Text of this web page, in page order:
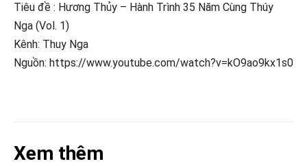
Tiêu đề : Hương Thủy – Hành Trình 35 Năm Cùng Thúy
Nga (Vol. 1)
Kênh: Thuy Nga
Nguồn: https://www.youtube.com/watch?v=kO9ao9kx1s0
Xem thêm